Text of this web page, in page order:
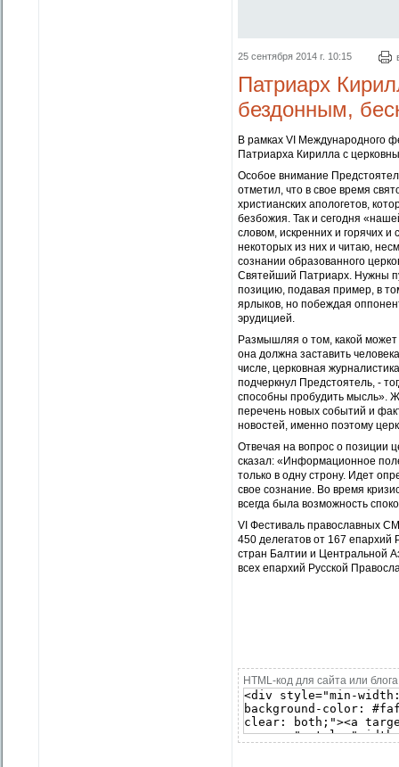
25 сентября 2014 г. 10:15
Патриарх
бездонным,
В рамках VI Международного
Патриарха Кирилла с
Особое внимание
отметил, что в свое время
христианских апологетов,
безбожия. Так и сегодня
словом, искренних и горячих
некоторых из них и читаю,
сознании образованного
Святейший Патриарх. Нужны
позицию, подавая пример, в
ярлыков, но побеждая
эрудицией.
Размышляя о том, какой
она должна заставить
числе, церковная
подчеркнул Предстоятель, -
способны пробудить мысль».
перечень новых событий и
новостей, именно поэтому
Отвечая на вопрос о позиции
сказал: «Информационное
только в одну строну. Идет
свое сознание. Во время
всегда была возможность
VI Фестиваль православных
450 делегатов от 167
стран Балтии и Центральной
всех епархий Русской
HTML-код для сайта или